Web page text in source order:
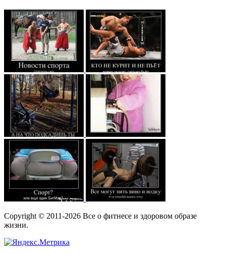
Copyright © 2011-2026 Все о фитнесе и здоровом образе
жизни.